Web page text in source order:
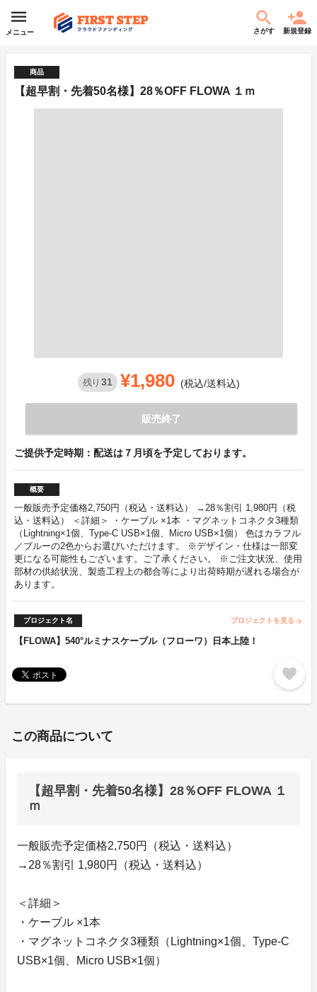
メニュー さがす 新規登録
商品
【超早割・先着50名様】28％OFF FLOWA １ｍ
残り 31 ¥1,980 (税込/送料込)
販売終了
ご提供予定時期：配送は７月頃を予定しております。
概要
一般販売予定価格2,750円（税込・送料込） →28％割引 1,980円（税
込・送料込） ＜詳細＞ ・ケーブル ×1本 ・マグネットコネクタ3種類
（Lightning×1個、Type-C USB×1個、Micro USB×1個） 色はカラフル
／ブルーの2色からお選びいただけます。 ※デザイン・仕様は一部変
更になる可能性もございます。ご了承ください。 ※ご注文状況、使用
部材の供給状況、製造工程上の都合等により出荷時期が遅れる場合が
あります。
プロジェクト名 プロジェクトを見る arrow_forward
【FLOWA】540°ルミナスケーブル（フローワ）日本上陸！
favorite
この商品について
【超早割・先着50名様】28％OFF FLOWA １
ｍ
一般販売予定価格2,750円（税込・送料込）
→28％割引 1,980円（税込・送料込）
＜詳細＞
・ケーブル ×1本
・マグネットコネクタ3種類（Lightning×1個、Type-C
USB×1個、Micro USB×1個）